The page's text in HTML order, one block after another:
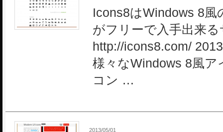
Icons8はWindows 8
がフリーで入手出来
http://icons8.com/
様々なWindows 8風
コン …
2013/05/01